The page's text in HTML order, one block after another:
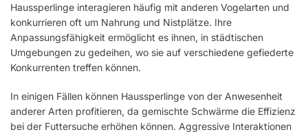
Haussperlinge interagieren häufig mit anderen Vogelarten und
konkurrieren oft um Nahrung und Nistplätze. Ihre
Anpassungsfähigkeit ermöglicht es ihnen, in städtischen
Umgebungen zu gedeihen, wo sie auf verschiedene gefiederte
Konkurrenten treffen können.
In einigen Fällen können Haussperlinge von der Anwesenheit
anderer Arten profitieren, da gemischte Schwärme die Effizienz
bei der Futtersuche erhöhen können. Aggressive Interaktionen